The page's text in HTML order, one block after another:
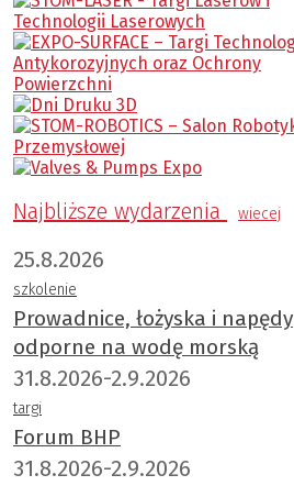
Najbliższe wydarzenia wiecej
25.8.2026
szkolenie
Prowadnice, łożyska i napędy
odporne na wodę morską
31.8.2026-2.9.2026
targi
Forum BHP
31.8.2026-2.9.2026